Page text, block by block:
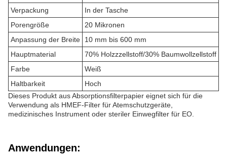
Verpackung
In der Tasche
Porengröße
20 Mikronen
Anpassung der Breite
10 mm bis 600 mm
Hauptmaterial
70% Holzzzellstoff/30% Baumwollzellstoff
Farbe
Weiß
Haltbarkeit
Hoch
Dieses Produkt aus Absorptionsfilterpapier eignet sich für die
Verwendung als HMEF-Filter für Atemschutzgeräte,
medizinisches Instrument oder steriler Einwegfilter für EO.
Anwendungen: